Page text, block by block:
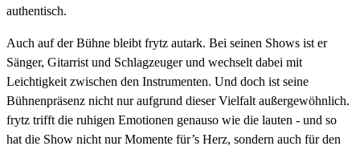
authentisch.
Auch auf der Bühne bleibt frytz autark. Bei seinen Shows ist er
Sänger, Gitarrist und Schlagzeuger und wechselt dabei mit
Leichtigkeit zwischen den Instrumenten. Und doch ist seine
Bühnenpräsenz nicht nur aufgrund dieser Vielfalt außergewöhnlich.
frytz trifft die ruhigen Emotionen genauso wie die lauten - und so
hat die Show nicht nur Momente für’s Herz, sondern auch für den